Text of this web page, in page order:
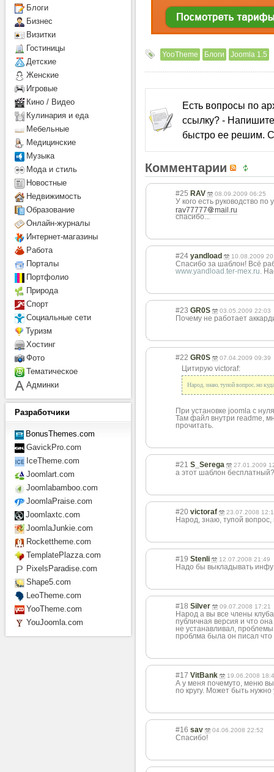
YooTheme Блоги Joomla 1.5
Есть вопросы по
ссылку? -
быстро ее решим.
Комментарии
#25 RAV 08.09.2009 06:25
У кого есть руководство
rav77777
mail.ru
спасибо...
#24 yandload 10.08.2009
Спасибо за шаблон! Всё
www.yandload.ter-mex.ru.
#23 GR0S 03.05.2009 22:03
Почему не работает
#22 GR0S 07.04.2009 09:39
Цитирую victoraf:
Народ, знаю, тупой вопрос, но
При установке joomla с
Там файл внутри readme,
прочитать.
#21 S_Serega 27.01.2009
а этот шаблон бесплатный?
#20 victoraf 23.07.2008
Народ, знаю, тупой
#19 Stenli 12.07.2008 21:49
Надо бы выкладывать
#18 Silver 09.07.2008 17:21
Народ а вы все члены
публичная версия и что
не устанавливал, проблемы
проблма была он писал что
#17 VitBank 19.06.2008
А у меня почемуто, меню
по кругу. Может быть нужно
#16 sav 04.06.2008 22:52
Спасибо!
Блоги
Бизнес
Визитки
Гостиницы
Детcкие
Женские
Игровые
Кино / Видео
Кулинария и еда
Мебельные
Медицинские
Музыка
Мода и стиль
Новостные
Недвижимость
Образование
Онлайн-журналы
Интернет-магазины
Работа
Порталы
Портфолио
Природа
Спорт
Социальные сети
Туризм
Хостинг
Фото
Тематическое
Админки
Разработчики
BonusThemes.com
GavickPro.com
IceTheme.com
Joomlart.com
Joomlabamboo.com
JoomlaPraise.com
Joomlaxtc.com
JoomlaJunkie.com
Rockettheme.com
TemplatePlazza.com
PixelsParadise.com
Shape5.com
LeoTheme.com
YooTheme.com
YouJoomla.com